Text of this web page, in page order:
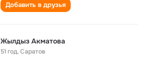
Добавить в друзья
Жылдыз Акматова
51 год,Саратов